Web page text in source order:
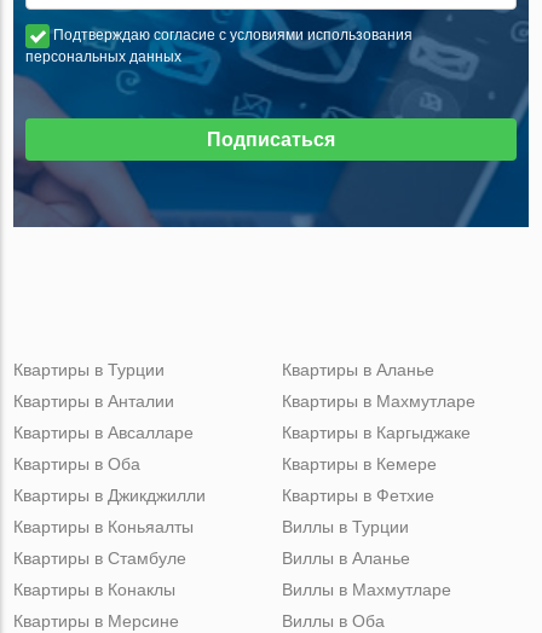
Подтверждаю согласие с условиями использования
персональных данных
Подписаться
Квартиры в Турции
Квартиры в Анталии
Квартиры в Авсалларе
Квартиры в Оба
Квартиры в Джикджилли
Квартиры в Аланье
Квартиры в Махмутларе
Квартиры в Каргыджаке
Квартиры в Кемере
Квартиры в Фетхие
Квартиры в Коньяалты
Квартиры в Стамбуле
Квартиры в Конаклы
Квартиры в Мерсине
Виллы в Турции
Виллы в Аланье
Виллы в Махмутларе
Виллы в Оба